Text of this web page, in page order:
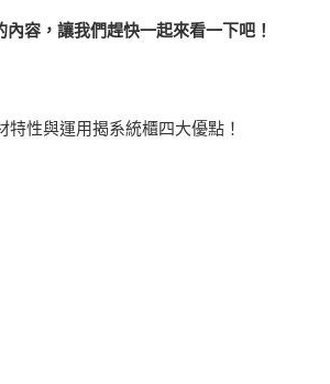
容，讓我們趕快一起來看一下吧！